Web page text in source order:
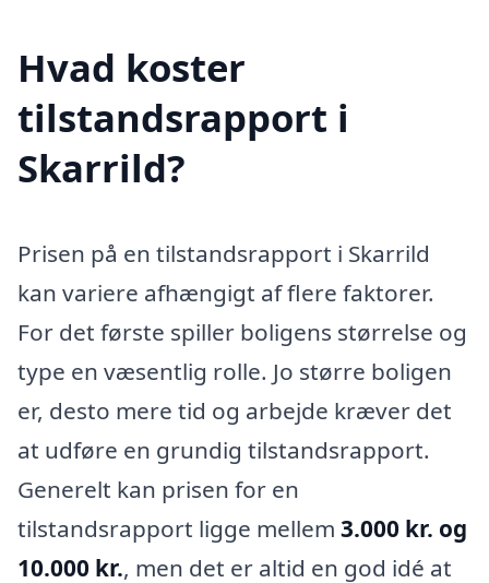
Hvad koster
tilstandsrapport i
Skarrild?
Prisen på en tilstandsrapport i Skarrild
kan variere afhængigt af flere faktorer.
For det første spiller boligens størrelse og
type en væsentlig rolle. Jo større boligen
er, desto mere tid og arbejde kræver det
at udføre en grundig tilstandsrapport.
Generelt kan prisen for en
tilstandsrapport ligge mellem 3.000 kr. og
10.000 kr., men det er altid en god idé at